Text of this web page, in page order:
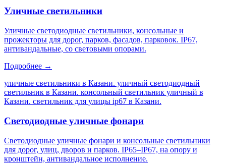
Уличные светильники
Уличные светодиодные светильники, консольные и
прожекторы для дорог, парков, фасадов, парковок. IP67,
антивандальные, со световыми опорами.
Подробнее →
уличные светильники в Казани. уличный светодиодный
светильник в Казани. консольный светильник уличный в
Казани. светильник для улицы ip67 в Казани.
Светодиодные уличные фонари
Светодиодные уличные фонари и консольные светильники
для дорог, улиц, дворов и парков. IP65–IP67, на опору и
кронштейн, антивандальное исполнение.